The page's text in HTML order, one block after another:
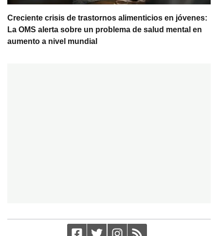
Creciente crisis de trastornos alimenticios en jóvenes:
La OMS alerta sobre un problema de salud mental en
aumento a nivel mundial